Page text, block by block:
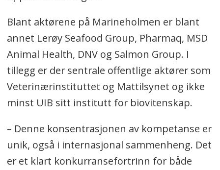
Blant aktørene på Marineholmen er blant
annet Lerøy Seafood Group, Pharmaq, MSD
Animal Health, DNV og Salmon Group. I
tillegg er der sentrale offentlige aktører som
Veterinærinstituttet og Mattilsynet og ikke
minst UIB sitt institutt for biovitenskap.
– Denne konsentrasjonen av kompetanse er
unik, også i internasjonal sammenheng. Det
er et klart konkurransefortrinn for både